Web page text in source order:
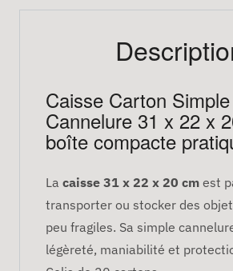
Caisse Carton Simple
Cannelure 31 x 22 x
boîte compacte
La caisse 31 x 22 x 20 cm est
transporter ou stocker des
peu fragiles. Sa simple
légèreté, maniabilité et